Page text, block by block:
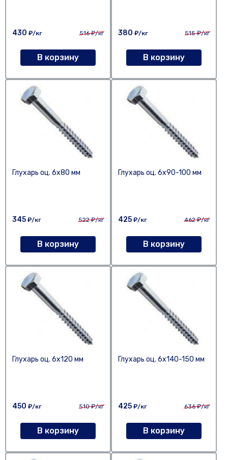
430 ₽/кг 516₽/кг
В корзину
380 ₽/кг 515₽/кг
В корзину
Глухарь оц. 6х80 мм
345 ₽/кг 522₽/кг
В корзину
Глухарь оц. 6х90-100 мм
425 ₽/кг 462₽/кг
В корзину
Глухарь оц. 6х120 мм
450 ₽/кг 510₽/кг
В корзину
Глухарь оц. 6х140-150 мм
425 ₽/кг 636₽/кг
В корзину